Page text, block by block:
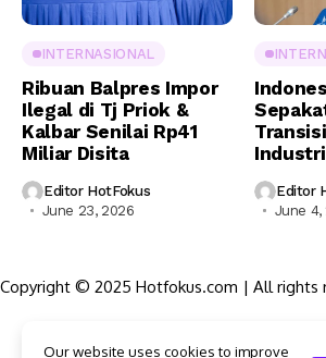
INTERNASIONAL
Ribuan Balpres Impor
Ilegal di Tj Priok &
Kalbar Senilai Rp41
Miliar Disita
Editor HotFokus
June 23, 2026
Editor
June 4,
Copyright © 2025 Hotfokus.com | All rights
Struktur Organisasi
Our website uses cookies to improve